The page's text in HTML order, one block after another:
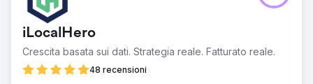
iLocalHero
Crescita basata sui dati. Strategia reale. Fatturato reale.
48 recensioni